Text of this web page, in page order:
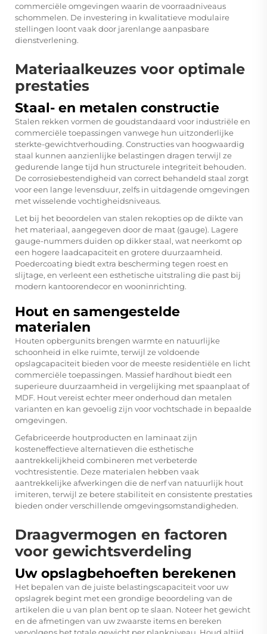
commerciële omgevingen waarin de voorraadniveaus
schommelen. De investering in kwalitatieve modulaire
stellingen loont vaak door jarenlange aanpasbare
dienstverlening.
Materiaalkeuzes voor optimale
prestaties
Staal- en metalen constructie
Stalen rekken vormen de goudstandaard voor industriële en
commerciële toepassingen vanwege hun uitzonderlijke
sterkte-gewichtverhouding. Constructies van hoogwaardig
staal kunnen aanzienlijke belastingen dragen terwijl ze
gedurende lange tijd hun structurele integriteit behouden.
De corrosiebestendigheid van correct behandeld staal zorgt
voor een lange levensduur, zelfs in uitdagende omgevingen
met wisselende vochtigheidsniveaus.
Let bij het beoordelen van stalen rekopties op de dikte van
het materiaal, aangegeven door de maat (gauge). Lagere
gauge-nummers duiden op dikker staal, wat neerkomt op
een hogere laadcapaciteit en grotere duurzaamheid.
Poedercoating biedt extra bescherming tegen roest en
slijtage, en verleent een esthetische uitstraling die past bij
modern kantoorendecor en wooninrichting.
Hout en samengestelde
materialen
Houten opbergunits brengen warmte en natuurlijke
schoonheid in elke ruimte, terwijl ze voldoende
opslagcapaciteit bieden voor de meeste residentiële en licht
commerciële toepassingen. Massief hardhout biedt een
superieure duurzaamheid in vergelijking met spaanplaat of
MDF. Hout vereist echter meer onderhoud dan metalen
varianten en kan gevoelig zijn voor vochtschade in bepaalde
omgevingen.
Gefabriceerde houtproducten en laminaat zijn
kosteneffectieve alternatieven die esthetische
aantrekkelijkheid combineren met verbeterde
vochtresistentie. Deze materialen hebben vaak
aantrekkelijke afwerkingen die de nerf van natuurlijk hout
imiteren, terwijl ze betere stabiliteit en consistente prestaties
bieden onder verschillende omgevingsomstandigheden.
Draagvermogen en factoren
voor gewichtsverdeling
Uw opslagbehoeften berekenen
Het bepalen van de juiste belastingscapaciteit voor uw
opslagrek begint met een grondige beoordeling van de
artikelen die u van plan bent op te slaan. Noteer het gewicht
en de afmetingen van uw zwaarste items en bereken